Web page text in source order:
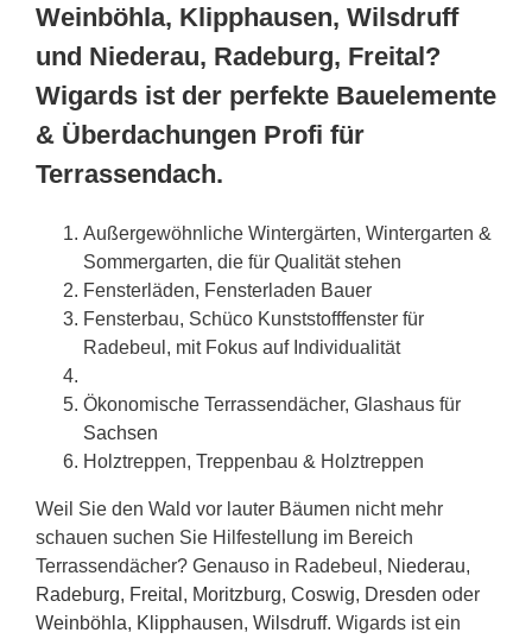
Weinböhla, Klipphausen, Wilsdruff
und Niederau, Radeburg, Freital?
Wigards ist der perfekte Bauelemente
& Überdachungen Profi für
Terrassendach.
Außergewöhnliche Wintergärten, Wintergarten &
Sommergarten, die für Qualität stehen
Fensterläden, Fensterladen Bauer
Fensterbau, Schüco Kunststofffenster für
Radebeul, mit Fokus auf Individualität
Ökonomische Terrassendächer, Glashaus für
Sachsen
Holztreppen, Treppenbau & Holztreppen
Weil Sie den Wald vor lauter Bäumen nicht mehr
schauen suchen Sie Hilfestellung im Bereich
Terrassendächer? Genauso in Radebeul, Niederau,
Radeburg, Freital , Moritzburg, Coswig, Dresden oder
Weinböhla, Klipphausen, Wilsdruff. Wigards ist ein